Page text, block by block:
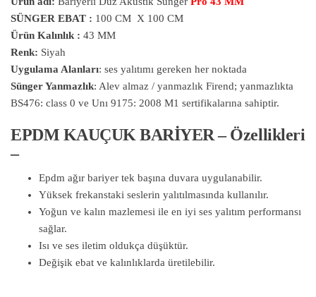
SÜNGER EBAT : 100 CM X 100 CM
Ürün Kalınlık : 43 MM
Renk: Siyah
Uygulama Alanları: ses yalıtımı gereken her noktada
Sünger Yanmazlık: Alev almaz / yanmazlık Firend; yanmazlıkta
BS476: class 0 ve Unı 9175: 2008 M1 sertifikalarına sahiptir.
EPDM KAUÇUK BARİYER – Özellikleri
–
Epdm ağır bariyer tek başına duvara uygulanabilir.
Yüksek frekanstaki seslerin yalıtılmasında kullanılır.
Yoğun ve kalın mazlemesi ile en iyi ses yalıtım performansı
sağlar.
Isı ve ses iletim oldukça düşüktür.
Değişik ebat ve kalınlıklarda üretilebilir.